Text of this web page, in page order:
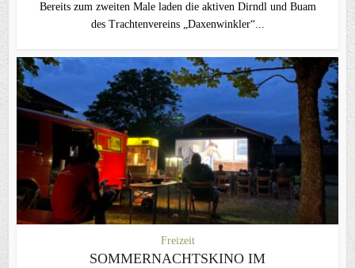
Bereits zum zweiten Male laden die aktiven Dirndl und Buam
des Trachtenvereins „Daxenwinkler“...
Freizeit
SOMMERNACHTSKINO IM